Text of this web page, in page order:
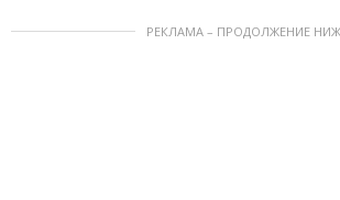
РЕКЛАМА – ПРОДОЛЖЕНИЕ